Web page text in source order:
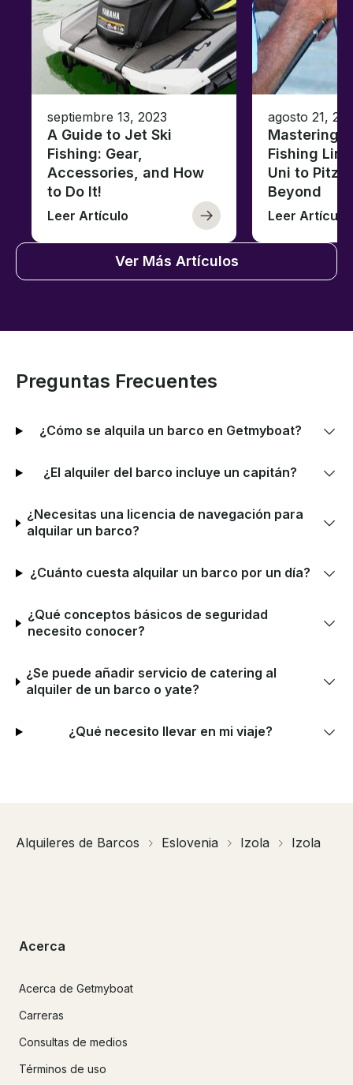
septiembre 13, 2023
A Guide to Jet Ski
Fishing: Gear,
Accessories, and How
to Do It!
Leer Artículo
agosto 21,
Mastering
Fishing
Uni to
Beyond
Leer Artículo
Ver Más Artículos
Preguntas Frecuentes
¿Cómo se alquila un barco en Getmyboat?
¿El alquiler del barco incluye un capitán?
¿Necesitas una licencia de navegación para
alquilar un barco?
¿Cuánto cuesta alquilar un barco por un día?
¿Qué conceptos básicos de seguridad
necesito conocer?
¿Se puede añadir servicio de catering al
alquiler de un barco o yate?
¿Qué necesito llevar en mi viaje?
Alquileres de Barcos Eslovenia Izola Izola
Acerca
Acerca de Getmyboat
Carreras
Consultas de medios
Términos de uso